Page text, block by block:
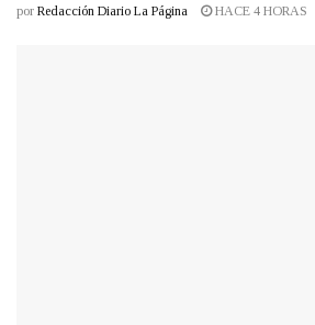
por Redacción Diario La Página HACE 4 HORAS